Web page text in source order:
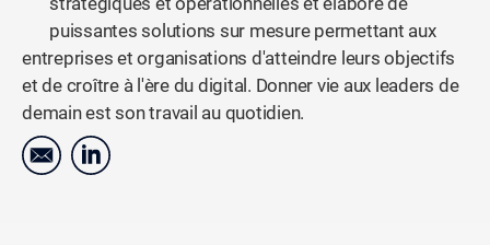
puissantes solutions sur mesure permettant aux
entreprises et organisations d'atteindre leurs objectifs
et de croître à l'ère du digital. Donner vie aux leaders de
demain est son travail au quotidien.